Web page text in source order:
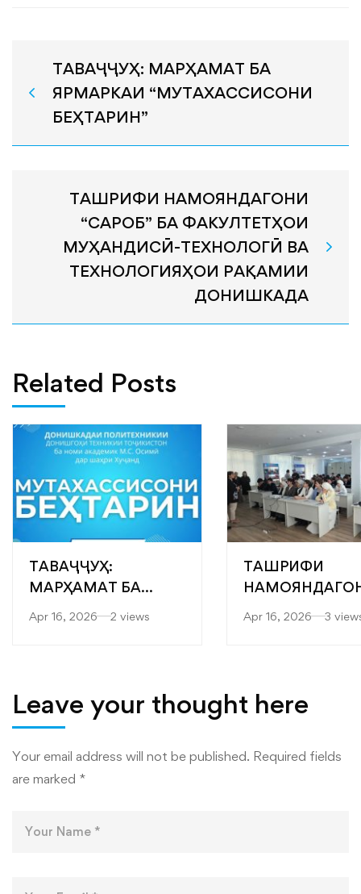
ТАВАҶҶУҲ: МАРҲАМАТ БА
ЯРМАРКАИ “МУТАХАССИСОНИ
БЕҲТАРИН”
ТАШРИФИ НАМОЯНДАГОНИ
“САРОБ” БА ФАКУЛТЕТҲОИ
МУҲАНДИСӢ-ТЕХНОЛОГӢ ВА
ТЕХНОЛОГИЯҲОИ РАҚАМИИ
ДОНИШКАДА
Related Posts
ТАВАҶҶУҲ:
МАРҲАМАТ БА
Apr 16, 2026 2 views
ТАШРИФИ
РАҚАМИИ
Apr 16, 2026 3
Leave your thought here
Your email address will not be published. Required fields
are marked *